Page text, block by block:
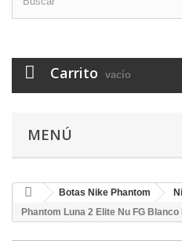
Carrito vacío
MENÚ
Botas Nike Phantom
Phantom Luna 2 Elite Nu FG